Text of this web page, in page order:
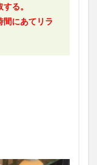
る。
間にあてリラ